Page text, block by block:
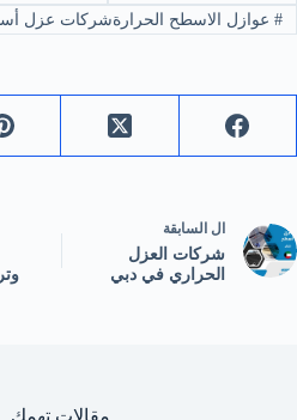
#عوازل الاسطح الحرارةشركات عزل
ال السابقة
شركات العزل
الحراري في دبي
مقالات تهمك